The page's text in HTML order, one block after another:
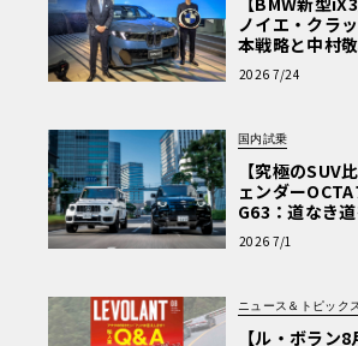
ノイエ・クラ
本戦略と中村
ぬける歓び」
2026 7/24
国内試乗
【究極のSUV
ェンダー
G63：道なき
極的アプローチ
2026 7/1
ニュース＆トピック
【ル・ボラン